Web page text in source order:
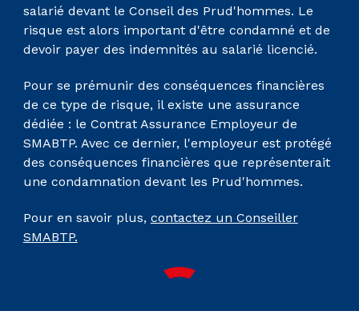
salarié devant le Conseil des Prud'hommes. Le
risque est alors important d'être condamné et de
devoir payer des indemnités au salarié licencié.
Pour se prémunir des conséquences financières
de ce type de risque, il existe une assurance
dédiée : le Contrat Assurance Employeur de
SMABTP. Avec ce dernier, l'employeur est protégé
des conséquences financières que représenterait
une condamnation devant les Prud'hommes.
Pour en savoir plus, contactez un Conseiller
SMABTP.